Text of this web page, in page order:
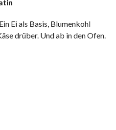
Ei als Basis, Blumenkohl
drüber. Und ab in den Ofen.